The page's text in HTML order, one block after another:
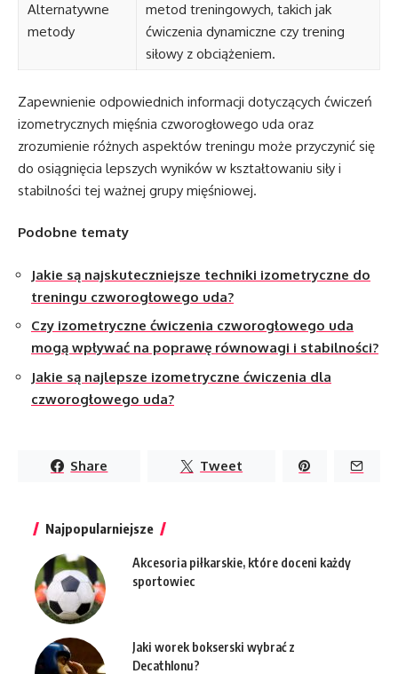
Alternatywne
metody
metod treningowych, takich jak
ćwiczenia dynamiczne czy trening
siłowy z obciążeniem.
Zapewnienie odpowiednich informacji dotyczących ćwiczeń
izometrycznych mięśnia czworogłowego uda oraz
zrozumienie różnych aspektów treningu może przyczynić się
do osiągnięcia lepszych wyników w kształtowaniu siły i
stabilności tej ważnej grupy mięśniowej.
Podobne tematy
Jakie są najskuteczniejsze techniki izometryczne do
treningu czworogłowego uda?
Czy izometryczne ćwiczenia czworogłowego uda
mogą wpływać na poprawę równowagi i stabilności?
Jakie są najlepsze izometryczne ćwiczenia dla
czworogłowego uda?
Share Tweet
Najpopularniejsze
Akcesoria piłkarskie, które doceni każdy
sportowiec
Jaki worek bokserski wybrać z
Decathlonu?